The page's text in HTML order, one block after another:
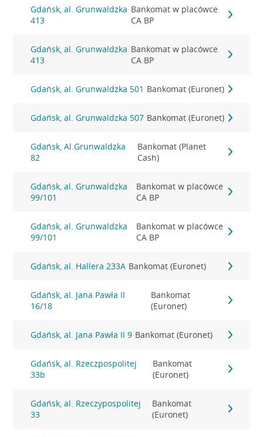
Gdańsk, al. Grunwaldzka
413
Bankomat w placówce
CA BP
Gdańsk, al. Grunwaldzka
413
Bankomat w placówce
CA BP
Gdańsk, al. Grunwaldzka 501 Bankomat (Euronet)
Gdańsk, al. Grunwaldzka 507 Bankomat (Euronet)
Gdańsk, Al.Grunwaldzka
82
Bankomat (Planet
Cash)
Gdańsk, al. Grunwaldzka
99/101
Bankomat w placówce
CA BP
Gdańsk, al. Grunwaldzka
99/101
Bankomat w placówce
CA BP
Gdańsk, al. Hallera 233A Bankomat (Euronet)
Gdańsk, al. Jana Pawła II
16/18
Bankomat
(Euronet)
Gdańsk, al. Jana Pawła II 9 Bankomat (Euronet)
Gdańsk, al. Rzeczpospolitej
33b
Bankomat
(Euronet)
Gdańsk, al. Rzeczypospolitej
33
Bankomat
(Euronet)